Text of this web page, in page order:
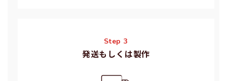
Step 3
発送もしくは製作